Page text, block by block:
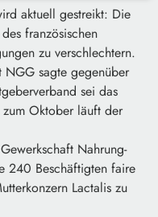
aktuell gestreikt: Die
französischen
zu verschlechtern.
NGG sagte gegenüber
sei das
zum Oktober läuft der
Nahrung-
240 Beschäftigten faire
Lactalis zu